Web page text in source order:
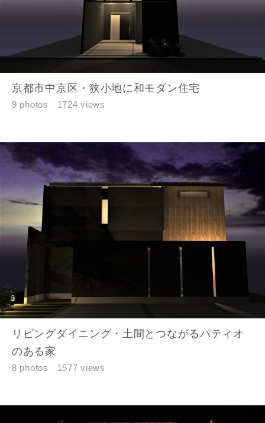
京都市中京区・狭小地に和モダン住宅
9 photos 1724 views
リビングダイニング・土間とつながるパティオ
のある家
8 photos 1577 views